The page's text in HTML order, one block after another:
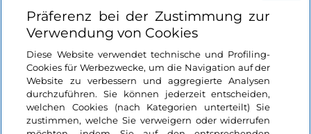
Nützliche Links
Login
Bleiben wir in Kontakt
Präferenz bei der Zustimmung zur
Verwendung von Cookies
Diese Website verwendet technische und Profiling-
Cookies für Werbezwecke, um die Navigation auf der
Website zu verbessern und aggregierte Analysen
durchzuführen. Sie können jederzeit entscheiden,
welchen Cookies (nach Kategorien unterteilt) Sie
zustimmen, welche Sie verweigern oder widerrufen